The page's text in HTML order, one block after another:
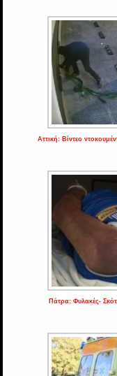
Αττική: Βίντεο
Πάτρα: Φυλακές-